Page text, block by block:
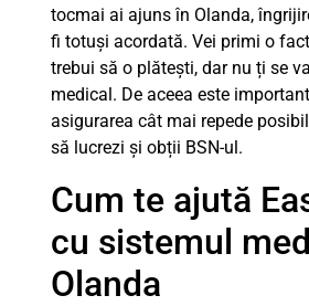
tocmai ai ajuns în Olanda,
fi totuși acordată. Vei primi o
trebui să o plătești, dar nu ți se
medical. De aceea este
asigurarea cât mai repede
să lucrezi și obții BSN-ul.
Cum te ajută
cu sistemul
Olanda